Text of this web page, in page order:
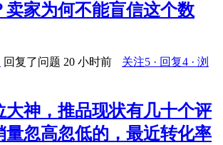
卖家为何不能盲信这个数
回复了问题 20 小时前
关注5 · 回复4 · 浏
大神，推品现状有几十个评
量忽高忽低的，最近转化率